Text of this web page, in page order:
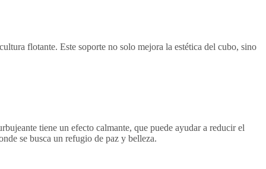
flotante. Este soporte no solo mejora la estética del cubo, sino
tiene un efecto calmante, que puede ayudar a reducir el
se busca un refugio de paz y belleza.